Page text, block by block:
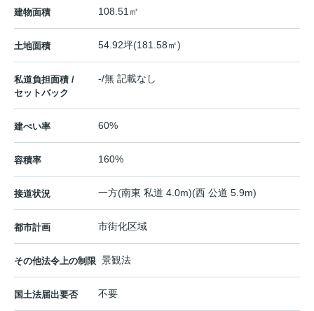
建物面積 108.51㎡
土地面積 54.92坪(181.58㎡)
私道負担面積 /
セットバック
-/無 記載なし
建ぺい率 60%
容積率 160%
接道状況 一方(南東 私道 4.0m)(西 公道 5.9m)
都市計画 市街化区域
その他法令上の制限 景観法
国土法届出要否 不要